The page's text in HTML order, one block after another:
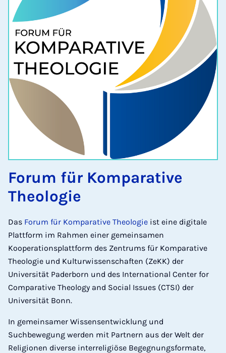
Forum für Komparative
Theologie
Das Forum für Komparative Theologie ist eine digitale
Plattform im Rahmen einer gemeinsamen
Kooperationsplattform des Zentrums für Komparative
Theologie und Kulturwissenschaften (ZeKK) der
Universität Paderborn und des International Center for
Comparative Theology and Social Issues (CTSI) der
Universität Bonn.
In gemeinsamer Wissensentwicklung und
Suchbewegung werden mit Partnern aus der Welt der
Religionen diverse interreligiöse Begegnungsformate,